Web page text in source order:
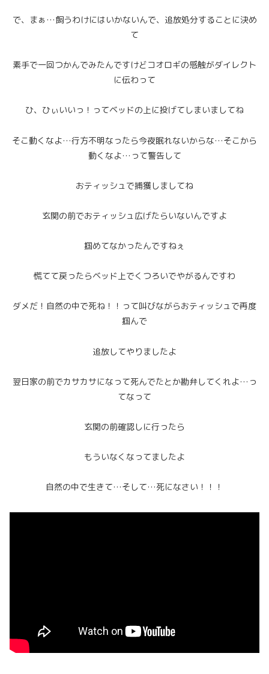
で、まぁ…飼うわけにはいかないんで、追放処分することに決め
て
素手で一回つかんでみたんですけどコオロギの感触がダイレクト
に伝わって
ひ、ひぃいいっ！ってベッドの上に投げてしまいましてね
そこ動くなよ…行方不明なったら今夜眠れないからな…そこから
動くなよ…って警告して
おティッシュで捕獲しましてね
玄関の前でおティッシュ広げたらいないんですよ
掴めてなかったんですねぇ
慌てて戻ったらベッド上でくつろいでやがるんですわ
ダメだ！自然の中で死ね！！って叫びながらおティッシュで再度
掴んで
追放してやりましたよ
翌日家の前でカサカサになって死んでたとか勘弁してくれよ…っ
てなって
玄関の前確認しに行ったら
もういなくなってましたよ
自然の中で生きて…そして…死になさい！！！